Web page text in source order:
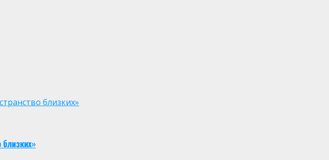
близких»